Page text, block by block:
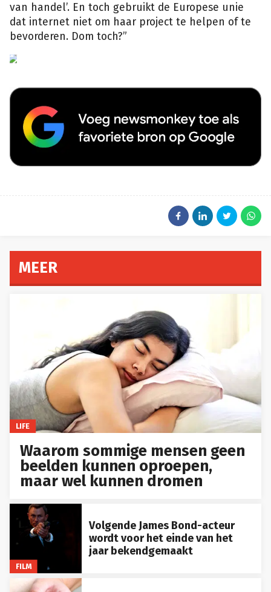
van handel’. En toch gebruikt de Europese unie
dat internet niet om haar project te helpen of te
bevorderen. Dom toch?”
MEER
LIFE
Waarom sommige mensen geen
beelden kunnen oproepen,
maar wel kunnen dromen
FILM
Volgende James Bond-acteur
wordt voor het einde van het
jaar bekendgemaakt